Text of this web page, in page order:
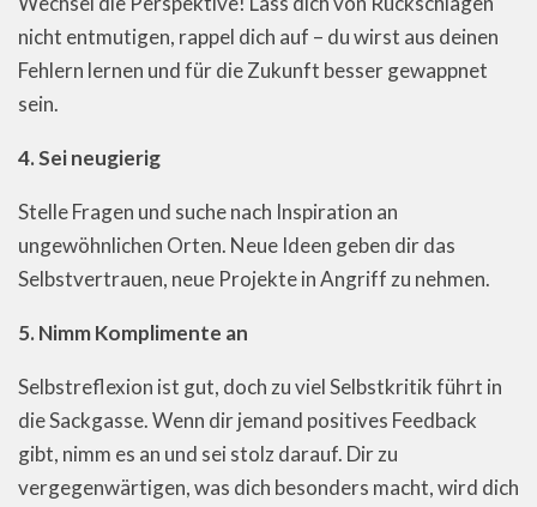
nicht entmutigen, rappel dich auf – du wirst aus deinen
Fehlern lernen und für die Zukunft besser gewappnet
sein.
4. Sei neugierig
Stelle Fragen und suche nach Inspiration an
ungewöhnlichen Orten. Neue Ideen geben dir das
Selbstvertrauen, neue Projekte in Angriff zu nehmen.
5. Nimm Komplimente an
Selbstreflexion ist gut, doch zu viel Selbstkritik führt in
die Sackgasse. Wenn dir jemand positives Feedback
gibt, nimm es an und sei stolz darauf. Dir zu
vergegenwärtigen, was dich besonders macht, wird dich